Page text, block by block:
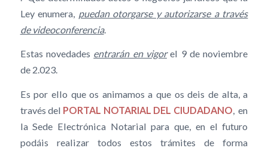
Ley enumera, puedan otorgarse y autorizarse a través
de videoconferencia.
Estas novedades entrarán en vigorel 9 de noviembre
de 2.023.
Es por ello que os animamos a que os deis de alta, a
través del PORTAL NOTARIAL DEL CIUDADANO, en
la Sede Electrónica Notarial para que, en el futuro
podáis realizar todos estos trámites de forma